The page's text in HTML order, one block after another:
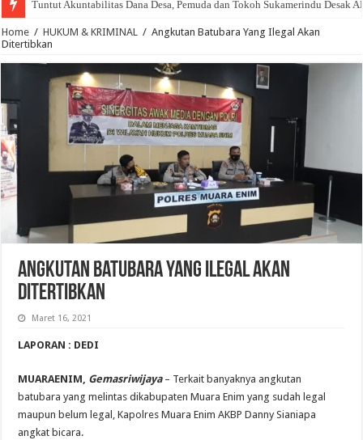
Tuntut Akuntabilitas Dana Desa, Pemuda dan Tokoh Sukamerindu Desak
Home / HUKUM & KRIMINAL / Angkutan Batubara Yang Ilegal Akan
Ditertibkan
Angkutan Batubara Yang Ilegal Akan
Ditertibkan
Maret 16, 2021
LAPORAN : DEDI
MUARAENIM, Gemasriwijaya– Terkait banyaknya angkutan
batubara yang melintas dikabupaten Muara Enim yang sudah legal
maupun belum legal, Kapolres Muara Enim AKBP Danny Sianiapa
angkat bicara.